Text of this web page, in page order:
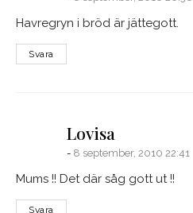
Havregryn i bröd är jättegott.
Svara
Lovisa
8 september, 2010 22:41
Mums !! Det där såg gott ut !!
Svara